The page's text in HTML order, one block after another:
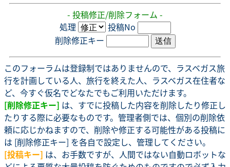
- 投稿修正/削除フォーム -
処理
投稿No
削除修正キー
このフォーラムは登録制ではありませんので、ラスベガス旅
行を計画している人、旅行を終えた人、ラスベガス在住者な
ど、今すぐ仮名でどなたでもご利用いただけます。
[削除修正キー] は、すでに投稿した内容を削除したり修正し
たりする際に必要なものです。管理者側では、個別の削除依
頼に応じかねますので、削除や修正する可能性がある投稿に
は [削除修正キー] を各自で設定し、管理してください。
[投稿キー] は、お手数ですが、人間ではない自動ロボットな